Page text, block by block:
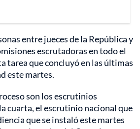
entre jueces de la República y
escrutadoras en todo el
tarea que concluyó en las últimas
este martes.
son los escrutinios
cuarta, el escrutinio nacional que
que se instaló este martes